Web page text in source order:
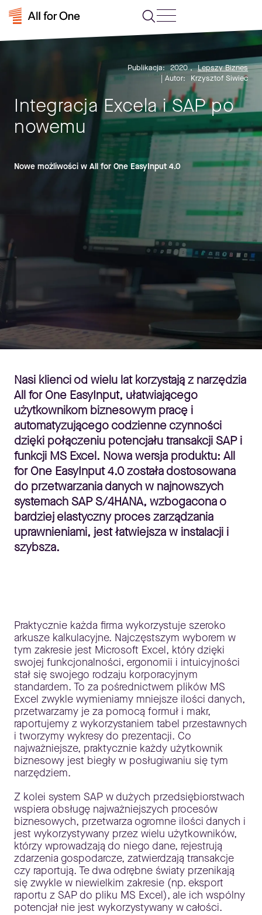
Publikacja: 2020, Lepszy Biznes
| Autor:
Krzysztof Siwiec
Integracja Excela i SAP po
nowemu
Nowe możliwości w All for One EasyInput 4.0
Nasi klienci od wielu lat korzystają z narzędzia
All for One EasyInput, ułatwiającego
użytkownikom biznesowym pracę i
automatyzującego codzienne czynności
dzięki połączeniu potencjału transakcji SAP i
funkcji MS Excel. Nowa wersja produktu: All
for One EasyInput 4.0 została dostosowana
do przetwarzania danych w najnowszych
systemach SAP S/4HANA, wzbogacona o
bardziej elastyczny proces zarządzania
uprawnieniami, jest łatwiejsza w instalacji i
szybsza.
Praktycznie każda firma wykorzystuje szeroko
arkusze kalkulacyjne. Najczęstszym wyborem w
tym zakresie jest Microsoft Excel, który dzięki
swojej funkcjonalności, ergonomii i intuicyjności
stał się swojego rodzaju korporacyjnym
standardem. To za pośrednictwem plików MS
Excel zwykle wymieniamy mniejsze ilości danych,
przetwarzamy je za pomocą formuł i makr,
raportujemy z wykorzystaniem tabel przestawnych
i tworzymy wykresy do prezentacji. Co
najważniejsze, praktycznie każdy użytkownik
biznesowy jest biegły w posługiwaniu się tym
narzędziem.
Z kolei system SAP w dużych przedsiębiorstwach
wspiera obsługę najważniejszych procesów
biznesowych, przetwarza ogromne ilości danych i
jest wykorzystywany przez wielu użytkowników,
którzy wprowadzają do niego dane, rejestrują
zdarzenia gospodarcze, zatwierdzają transakcje
czy raportują. Te dwa odrębne światy przenikają
się zwykle w niewielkim zakresie (np. eksport
raportu z SAP do pliku MS Excel), ale ich wspólny
potencjał nie jest wykorzystywany w całości.